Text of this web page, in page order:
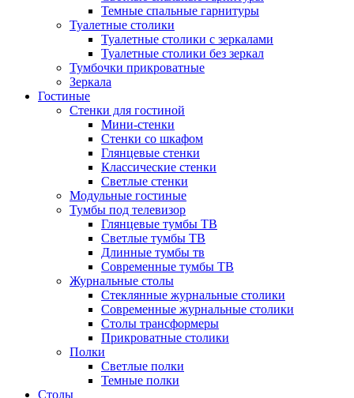
Темные спальные гарнитуры
Туалетные столики
Туалетные столики с зеркалами
Туалетные столики без зеркал
Тумбочки прикроватные
Зеркала
Гостиные
Стенки для гостиной
Мини-стенки
Стенки со шкафом
Глянцевые стенки
Классические стенки
Светлые стенки
Модульные гостиные
Тумбы под телевизор
Глянцевые тумбы ТВ
Светлые тумбы ТВ
Длинные тумбы тв
Современные тумбы ТВ
Журнальные столы
Стеклянные журнальные столики
Современные журнальные столики
Столы трансформеры
Прикроватные столики
Полки
Светлые полки
Темные полки
Столы